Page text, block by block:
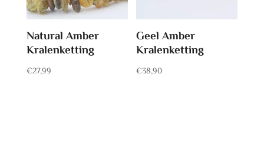
Natural Amber
Kralenketting
€27,99
Geel Amber
Kralenketting
€38,90